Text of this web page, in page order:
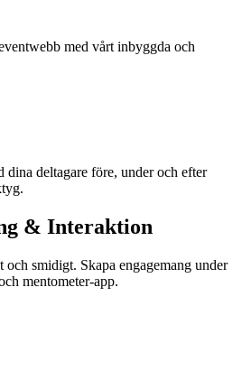
med vårt inbyggda och
deltagare före, under och efter
& Interaktion
smidigt. Skapa engagemang under
mentometer-app.